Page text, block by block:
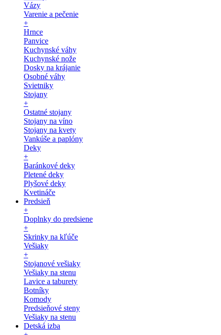
Vázy
Varenie a pečenie
+
Hrnce
Panvice
Kuchynské váhy
Kuchynské nože
Dosky na krájanie
Osobné váhy
Svietniky
Stojany
+
Ostatné stojany
Stojany na víno
Stojany na kvety
Vankúše a paplóny
Deky
+
Baránkové deky
Pletené deky
Plyšové deky
Kvetináče
Predsieň
+
Doplnky do predsiene
+
Skrinky na kľúče
Vešiaky
+
Stojanové vešiaky
Vešiaky na stenu
Lavice a taburety
Botníky
Komody
Predsieňové steny
Vešiaky na stenu
Detská izba